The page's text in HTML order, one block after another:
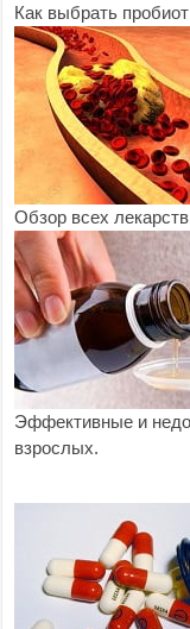
Как выбрать
Обзор всех
Эффективные и
взрослых.